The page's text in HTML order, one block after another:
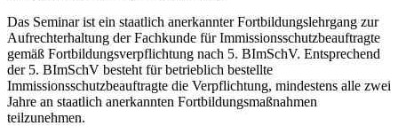
Das Seminar ist ein staatlich anerkannter Fortbildungslehrgang zur
Aufrechterhaltung der Fachkunde für Immissionsschutzbeauftragte
gemäß Fortbildungsverpflichtung nach 5. BImSchV. Entsprechend
der 5. BImSchV besteht für betrieblich bestellte
Immissionsschutzbeauftragte die Verpflichtung, mindestens alle zwei
Jahre an staatlich anerkannten Fortbildungsmaßnahmen
teilzunehmen.